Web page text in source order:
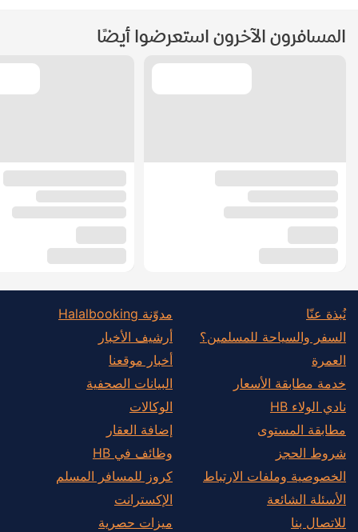
المسافرون الآخرون استعرضوا أيضًا
نُبذة عنّا
السفر والسياحة للمسلمين؟
العمرة
خدمة مطابقة الأسعار
نادي الولاء HB
مطابقة المستوى
شروط الحجز
الخصوصية وملفات الارتباط
الأسئلة الشائعة
للاتصال بنا
مدوّنة Halalbooking
أرشيف الأخبار
أخبار موقعنا
البيانات الصحفية
الوكالات
إضافة العقار
وظائف في HB
كروز للمسافر المسلم
الإكسترانت
ميزات حصرية